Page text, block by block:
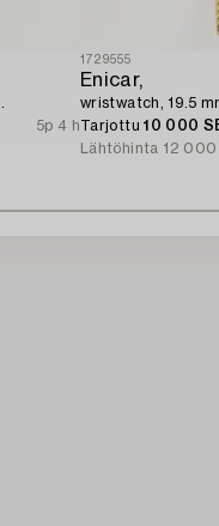
5p 4 h
1729555
Enicar,
wristwatch, 19.5
Tarjottu10 000
Lähtöhinta 12 000